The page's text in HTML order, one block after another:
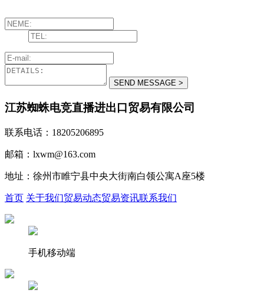
江苏蜘蛛电竞直播进出口贸易有限公司
联系电话：18205206895
邮箱：lxwm@163.com
地址：徐州市睢宁县中央大街南白领公寓A座5楼
首页 关于我们贸易动态贸易资讯联系我们
手机移动端